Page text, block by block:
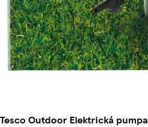
Tesco Outdoor Elektrická pumpa